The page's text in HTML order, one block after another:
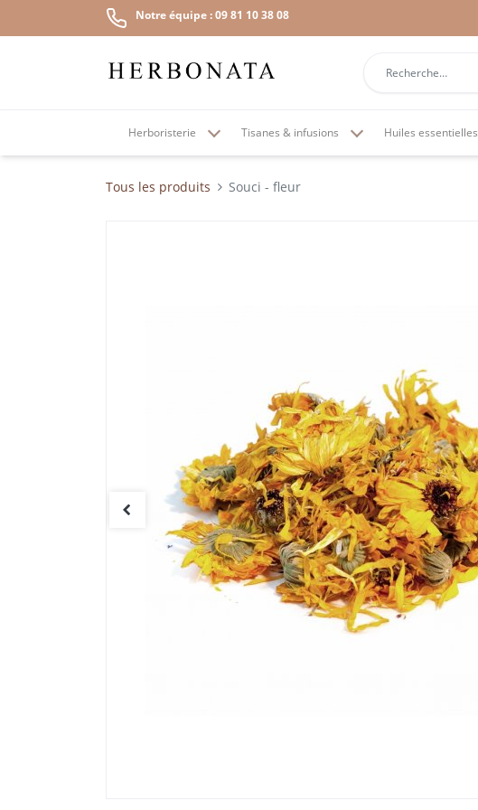
Notre équipe : 09 81 10 38 08
Herboristerie Tisanes & infusions Huiles essentielles
Tous les produits Souci - fleur